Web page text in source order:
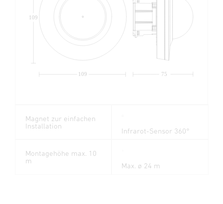
75
109
109
Magnet zur einfachen
Installation
Infrarot-Sensor 360°
Montagehöhe max. 10
m
Max. ø 24 m